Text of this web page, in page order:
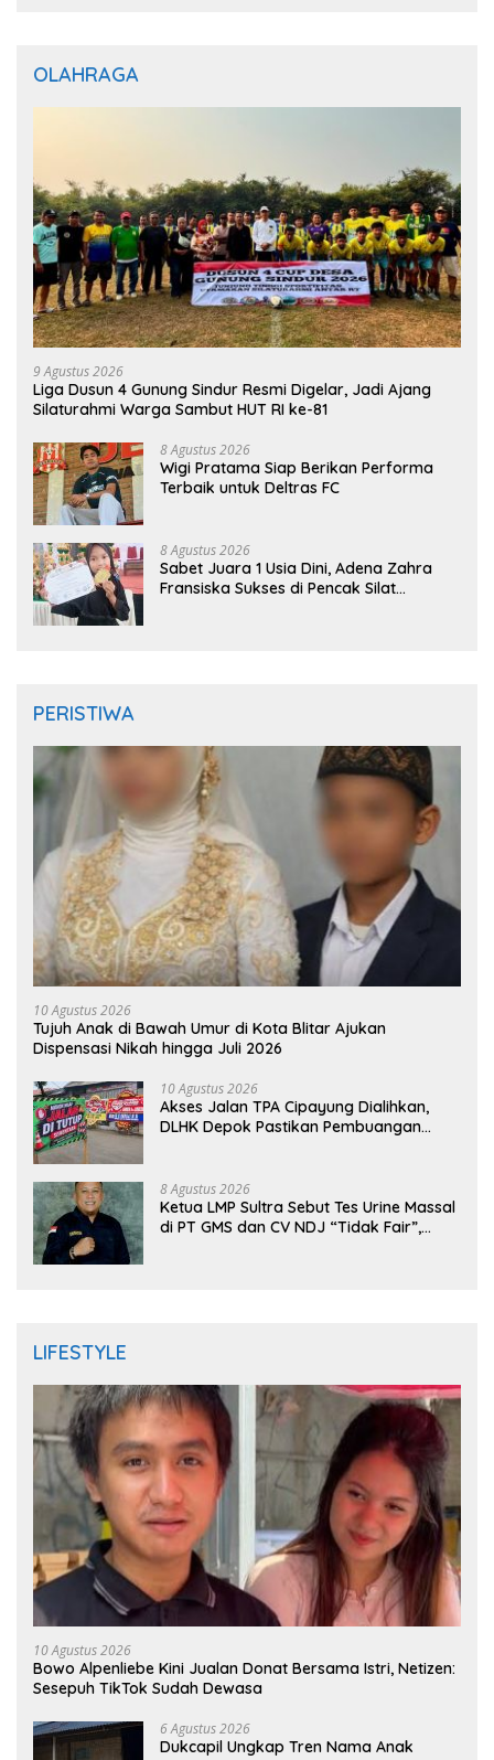
OLAHRAGA
9 Agustus 2026
Liga Dusun 4 Gunung Sindur Resmi Digelar, Jadi Ajang
Silaturahmi Warga Sambut HUT RI ke-81
8 Agustus 2026
Wigi Pratama Siap Berikan Performa
Terbaik untuk Deltras FC
8 Agustus 2026
Sabet Juara 1 Usia Dini, Adena Zahra
Fransiska Sukses di Pencak Silat
PERISTIWA
10 Agustus 2026
Tujuh Anak di Bawah Umur di Kota Blitar Ajukan
Dispensasi Nikah hingga Juli 2026
10 Agustus 2026
Akses Jalan TPA Cipayung Dialihkan,
DLHK Depok Pastikan Pembuangan
8 Agustus 2026
Ketua LMP Sultra Sebut Tes Urine Massal
di PT GMS dan CV NDJ “Tidak Fair”,
LIFESTYLE
10 Agustus 2026
Bowo Alpenliebe Kini Jualan Donat Bersama Istri, Netizen:
Sesepuh TikTok Sudah Dewasa
6 Agustus 2026
Dukcapil Ungkap Tren Nama Anak